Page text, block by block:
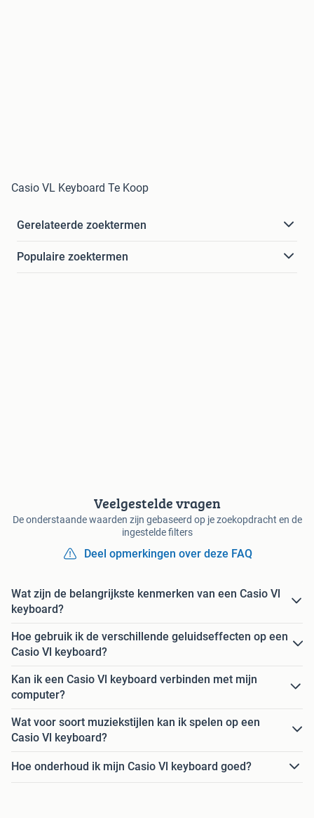
Casio VL Keyboard Te Koop
Gerelateerde zoektermen
Populaire zoektermen
Veelgestelde vragen
De onderstaande waarden zijn gebaseerd op je zoekopdracht en de
ingestelde filters
Deel opmerkingen over deze FAQ
Wat zijn de belangrijkste kenmerken van een Casio Vl
keyboard?
Hoe gebruik ik de verschillende geluidseffecten op een
Casio Vl keyboard?
Kan ik een Casio Vl keyboard verbinden met mijn
computer?
Wat voor soort muziekstijlen kan ik spelen op een
Casio Vl keyboard?
Hoe onderhoud ik mijn Casio Vl keyboard goed?